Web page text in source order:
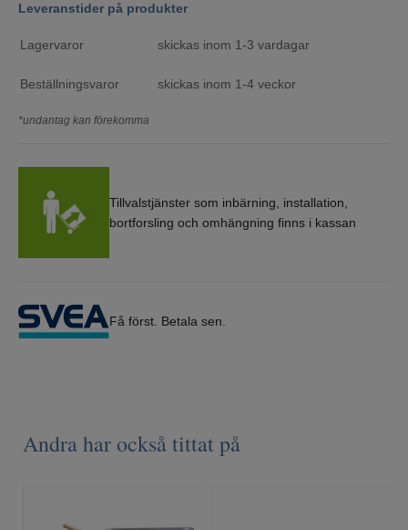
Leveranstider på produkter
Lagervaror skickas inom 1-3 vardagar
Beställningsvaror skickas inom 1-4 veckor
*undantag kan förekomma
Tillvalstjänster som inbärning, installation,
bortforsling och omhängning finns i kassan
Få först. Betala sen.
Andra har också tittat på